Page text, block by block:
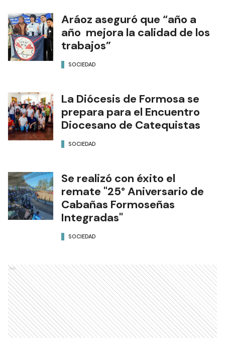
Aráoz aseguró que “año a
año mejora la calidad de los
trabajos”
SOCIEDAD
La Diócesis de Formosa se
prepara para el Encuentro
Diocesano de Catequistas
SOCIEDAD
Se realizó con éxito el
remate "25° Aniversario de
Cabañas Formoseñas
Integradas"
SOCIEDAD
Ads